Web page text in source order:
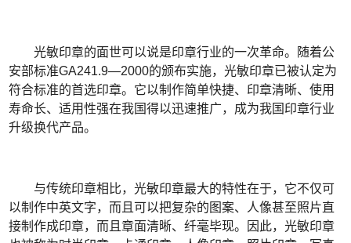
光敏印章的面世可以说是印章行业的一次革命。随着公
安部标准GA241.9―2000的颁布实施，光敏印章已被认定为
符合标准的首选印章。它以制作简单快捷、印章清晰、使用
寿命长、适用性强在我国得以迅速推广，成为我国印章行业
升级换代产品。
与传统印章相比，光敏印章最大的特性在于，它不仅可
以制作中英文字，而且可以把复杂的图案、人像甚至照片直
接制作成印章，而且章面清晰、纤毫毕现。因此，光敏印章